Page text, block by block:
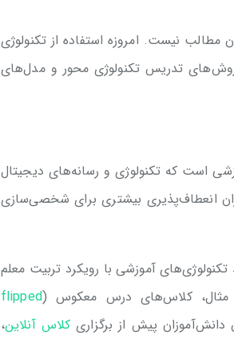
نیست. امروزه استفاده از تکنولوژی
تدریس تکنولوژی محور و مدل‌های
است که تکنولوژی و رسانه‌های دیجیتال
انعطاف‌پذیری بیشتری برای شخصی‌سازی
تکنولوژی‌های آموزشی با رویکرد تربیت معلم
مثال، کلاس‌های درس معکوس (flipped
پیش از برگزاری کلاس آنلاین،